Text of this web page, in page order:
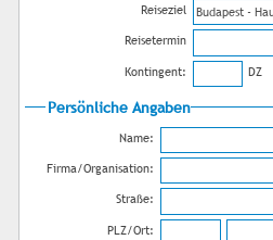
Reiseziel
Reisetermin
Kontingent:
DZ
Persönliche Angaben
Name:
Firma/Organisation:
Straße:
PLZ/Ort: